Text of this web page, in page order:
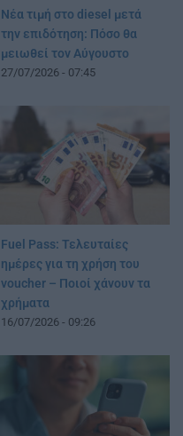
Νέα τιμή στο diesel μετά
την επιδότηση: Πόσο θα
μειωθεί τον Αύγουστο
27/07/2026 - 07:45
Fuel Pass: Τελευταίες
ημέρες για τη χρήση του
voucher – Ποιοί χάνουν τα
χρήματα
16/07/2026 - 09:26